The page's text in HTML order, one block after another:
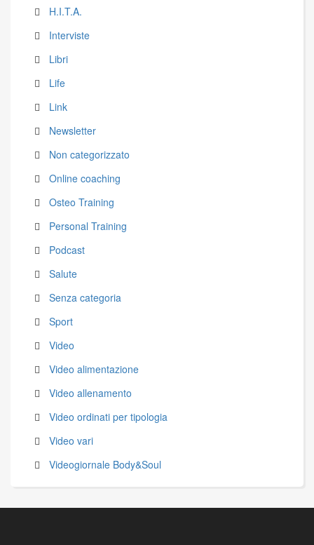
H.I.T.A.
Interviste
Libri
Life
Link
Newsletter
Non categorizzato
Online coaching
Osteo Training
Personal Training
Podcast
Salute
Senza categoria
Sport
Video
Video alimentazione
Video allenamento
Video ordinati per tipologia
Video vari
Videogiornale Body&Soul